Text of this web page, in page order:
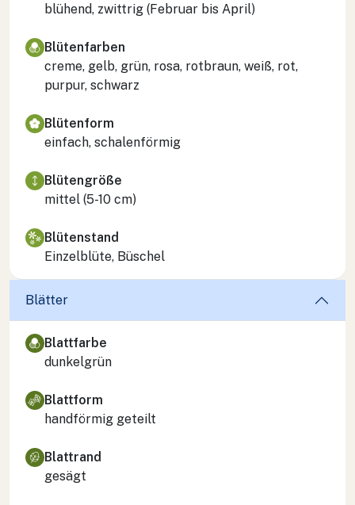
blühend, zwittrig (Februar bis April)
Blütenfarben
creme, gelb, grün, rosa, rotbraun, weiß, rot,
purpur, schwarz
Blütenform
einfach, schalenförmig
Blütengröße
mittel (5-10 cm)
Blütenstand
Einzelblüte, Büschel
Blätter
Blattfarbe
dunkelgrün
Blattform
handförmig geteilt
Blattrand
gesägt